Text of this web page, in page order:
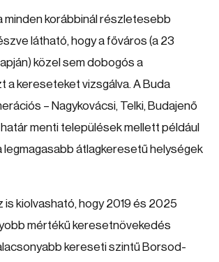
minden korábbinál részletesebb
látható, hogy a főváros (a 23
közel sem dobogós a
a kereseteket vizsgálva. A Buda
– Nagykovácsi, Telki, Budajenő
menti települések mellett például
legmagasabb átlagkeresetű helységek
is kiolvasható, hogy 2019 és 2025
mértékű keresetnövekedés
kereseti szintű Borsod-